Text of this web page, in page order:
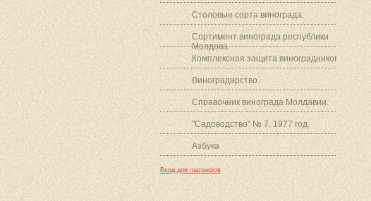
Столовые сорта винограда.
Сортимент винограда республики
Молдова.
Комплексная защита виноградников.
Виноградарство.
Справочник винограда Молдавии.
"Садоводство" № 7, 1977 год.
Азбука
Вход для партнеров